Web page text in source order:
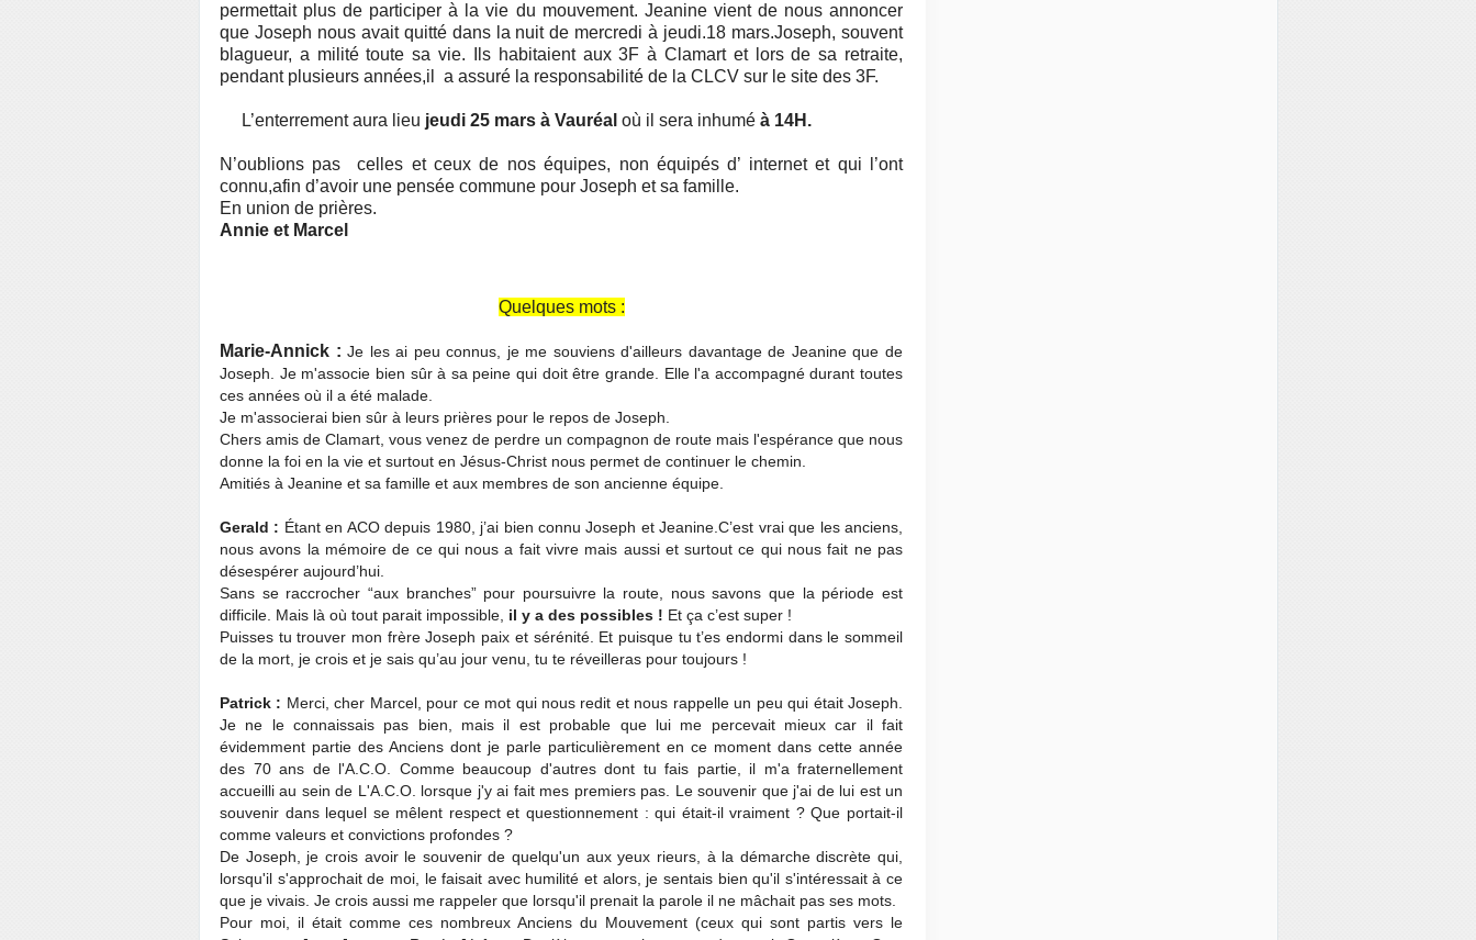
permettait plus de participer à la vie du mouvement. Jeanine vient de nous annoncer
que Joseph nous avait quitté dans la nuit de mercredi à jeudi.18 mars.Joseph, souvent
blagueur, a milité toute sa vie. Ils habitaient aux 3F à Clamart et lors de sa retraite,
pendant plusieurs années,il a assuré la responsabilité de la CLCV sur le site des 3F.
L’enterrement aura lieu jeudi 25 mars à Vauréal où il sera inhumé à 14H.
N’oublions pas celles et ceux de nos équipes, non équipés d’ internet et qui l’ont
connu,afin d’avoir une pensée commune pour Joseph et sa famille.
En union de prières.
Annie et Marcel
Quelques mots :
Marie-Annick : Je les ai peu connus, je me souviens d'ailleurs davantage de Jeanine que de
Joseph. Je m'associe bien sûr à sa peine qui doit être grande. Elle l'a accompagné durant toutes
ces années où il a été malade.
Je m'associerai bien sûr à leurs prières pour le repos de Joseph.
Chers amis de Clamart, vous venez de perdre un compagnon de route mais l'espérance que nous
donne la foi en la vie et surtout en Jésus-Christ nous permet de continuer le chemin.
Amitiés à Jeanine et sa famille et aux membres de son ancienne équipe.
Gerald : Étant en ACO depuis 1980, j’ai bien connu Joseph et Jeanine.C’est vrai que les anciens,
nous avons la mémoire de ce qui nous a fait vivre mais aussi et surtout ce qui nous fait ne pas
désespérer aujourd’hui.
Sans se raccrocher “aux branches” pour poursuivre la route, nous savons que la période est
difficile. Mais là où tout parait impossible, il y a des possibles ! Et ça c’est super !
Puisses tu trouver mon frère Joseph paix et sérénité. Et puisque tu t’es endormi dans le sommeil
de la mort, je crois et je sais qu’au jour venu, tu te réveilleras pour toujours !
Patrick : Merci, cher Marcel, pour ce mot qui nous redit et nous rappelle un peu qui était Joseph.
Je ne le connaissais pas bien, mais il est probable que lui me percevait mieux car il fait
évidemment partie des Anciens dont je parle particulièrement en ce moment dans cette année
des 70 ans de l'A.C.O. Comme beaucoup d'autres dont tu fais partie, il m'a fraternellement
accueilli au sein de L'A.C.O. lorsque j'y ai fait mes premiers pas. Le souvenir que j'ai de lui est un
souvenir dans lequel se mêlent respect et questionnement : qui était-il vraiment ? Que portait-il
comme valeurs et convictions profondes ?
De Joseph, je crois avoir le souvenir de quelqu'un aux yeux rieurs, à la démarche discrète qui,
lorsqu'il s'approchait de moi, le faisait avec humilité et alors, je sentais bien qu'il s'intéressait à ce
que je vivais. Je crois aussi me rappeler que lorsqu'il prenait la parole il ne mâchait pas ses mots.
Pour moi, il était comme ces nombreux Anciens du Mouvement (ceux qui sont partis vers le